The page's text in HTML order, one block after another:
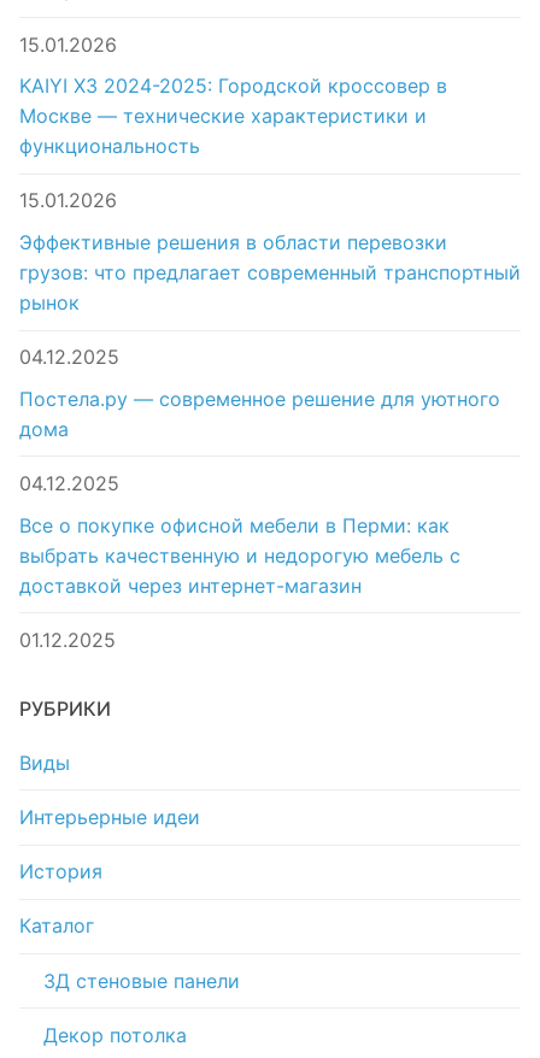
15.01.2026
KAIYI X3 2024-2025: Городской кроссовер в
Москве — технические характеристики и
функциональность
15.01.2026
Эффективные решения в области перевозки
грузов: что предлагает современный транспортный
рынок
04.12.2025
Постела.ру — современное решение для уютного
дома
04.12.2025
Все о покупке офисной мебели в Перми: как
выбрать качественную и недорогую мебель с
доставкой через интернет-магазин
01.12.2025
РУБРИКИ
Виды
Интерьерные идеи
История
Каталог
3Д стеновые панели
Декор потолка